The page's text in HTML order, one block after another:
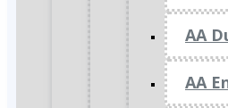
AA
AA